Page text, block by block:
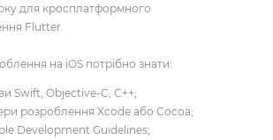
для кросплатформного
Flutter.
на iOS потрібно знати:
Swift, Objective-C, С++;
розроблення Xcode або Cocoa;
Development Guidelines;